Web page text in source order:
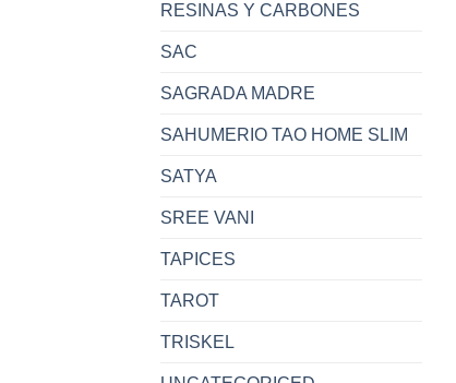
RESINAS Y CARBONES
SAC
SAGRADA MADRE
SAHUMERIO TAO HOME SLIM
SATYA
SREE VANI
TAPICES
TAROT
TRISKEL